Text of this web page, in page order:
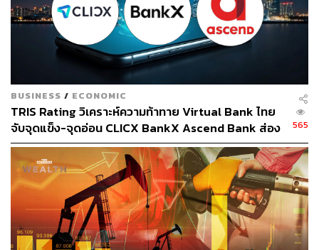
ปัญหาสำคัญอีกประการหนึ่งสำหรับ First Republic คือ การ
ไม่สามารถรักษาลูกค้าไว้ได้ แม้ว่าธนาคารจะพยายามเสนอ
อัตราดอกเบี้ยที่สูงขึ้นสำหรับบัตรเงินฝาก แต่ก็ไม่สามารถ
หยุดลูกค้าจำนวนมากไม่ให้ออกไปได้ ส่งผลให้จำนวนเงินที่
ฝากในธนาคารลดลงอย่างมาก
การไหลออกของเงินฝากนี้ ทำให้ธนาคารต้องพึ่งพาเงินกู้จาก
รัฐบาลและแหล่งเงินกู้ที่ได้รับการสนับสนุนจากรัฐบาลเป็น
อย่างมาก ซึ่งท้ายที่สุดแล้วทำให้วิกฤตรุนแรงขึ้น
ความพยายามครั้งสุดท้ายเพื่อทำให้สถานการณ์มีเสถียรภาพ
ธนาคารขนาดใหญ่กลุ่มหนึ่งตกลงที่จะฝากเงิน 3 หมื่นล้าน
ดอลลาร์ในธนาคาร First Republic น่าเสียดายที่การอัดฉีด
เงินสดนี้พิสูจน์แล้วว่า ไม่เพียงพอที่จะป้องกันการถอนเงินฝาก
BUSINESS / ECONOMIC
TRIS Rating วิเคราะห์ความท้าทาย Virtual Bank ไทย
จับจุดแข็ง-จุดอ่อน CLICX BankX Ascend Bank ส่อง
ผลกระทบต่อธนาคารดั้งเดิม
565